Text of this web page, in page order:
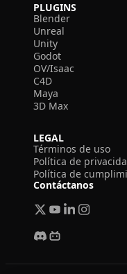
PLUGINS
Blender
Unreal
Unity
Godot
OV/Isaac
C4D
Maya
3D Max
LEGAL
Términos de uso
Política de
Política de
Contáctanos